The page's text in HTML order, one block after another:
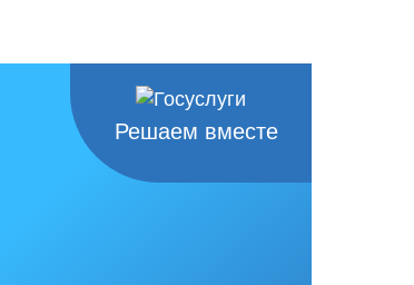
Решаем вместе